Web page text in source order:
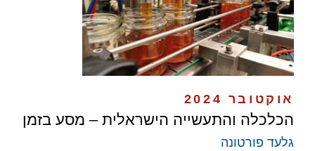
אוקטובר 2024
הכלכלה והתעשייה הישראלית – מסע בזמן
גלעד פורטונה